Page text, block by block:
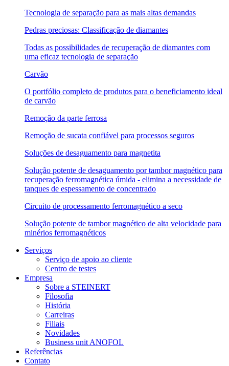
Tecnologia de separação para as mais altas demandas
Pedras preciosas: Classificação de diamantes
Todas as possibilidades de recuperação de diamantes com
uma eficaz tecnologia de separação
Carvão
O portfólio completo de produtos para o beneficiamento ideal
de carvão
Remoção da parte ferrosa
Remoção de sucata confiável para processos seguros
Soluções de desaguamento para magnetita
Solução potente de desaguamento por tambor magnético para
recuperação ferromagnética úmida - elimina a necessidade de
tanques de espessamento de concentrado
Circuito de processamento ferromagnético a seco
Solução potente de tambor magnético de alta velocidade para
minérios ferromagnéticos
Serviços
Serviço de apoio ao cliente
Centro de testes
Empresa
Sobre a STEINERT
Filosofia
História
Carreiras
Filiais
Novidades
Business unit ANOFOL
Referências
Contato